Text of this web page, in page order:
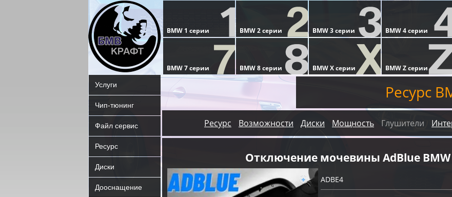
Услуги
Чип-тюнинг
Файл сервис
Ресурс
Диски
Дооснащение
Ресурс
Ресурс Возможности Диски Мощность Глушители
Отключение мочевины AdBlue BMW
ADBE4